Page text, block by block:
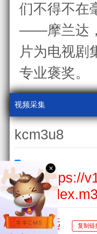
们不得不在
——摩兰达
片为电视剧
专业褒奖。
视频采集
kcm3u8
HD$https://
deo/
全选
复制链
×